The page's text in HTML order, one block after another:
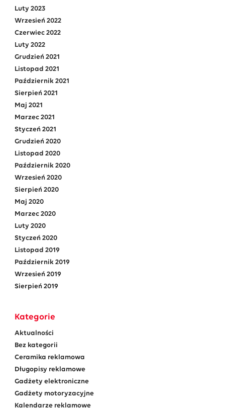
Luty 2023
Wrzesień 2022
Czerwiec 2022
Luty 2022
Grudzień 2021
Listopad 2021
Październik 2021
Sierpień 2021
Maj 2021
Marzec 2021
Styczeń 2021
Grudzień 2020
Listopad 2020
Październik 2020
Wrzesień 2020
Sierpień 2020
Maj 2020
Marzec 2020
Luty 2020
Styczeń 2020
Listopad 2019
Październik 2019
Wrzesień 2019
Sierpień 2019
Kategorie
Aktualności
Bez kategorii
Ceramika reklamowa
Długopisy reklamowe
Gadżety elektroniczne
Gadżety motoryzacyjne
Kalendarze reklamowe